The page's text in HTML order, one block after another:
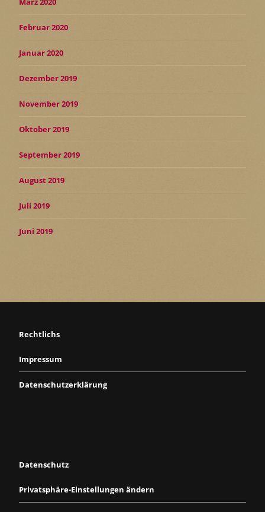
Februar 2020
Januar 2020
Dezember 2019
November 2019
Oktober 2019
September 2019
August 2019
Juli 2019
Juni 2019
Rechtlichs
Impressum
Datenschutzerklärung
Datenschutz
Privatsphäre-Einstellungen ändern